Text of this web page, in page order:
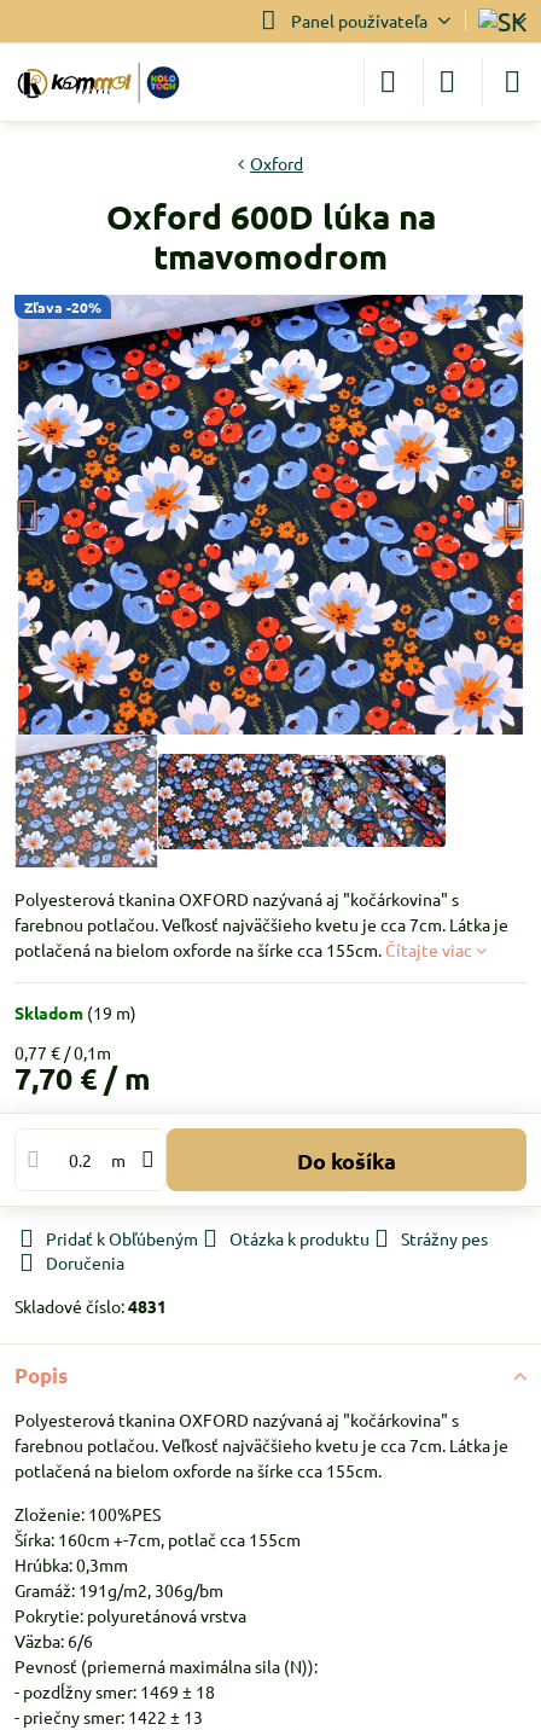
Panel používateľa
Zľava -20%
Oxford
Oxford 600D lúka na
tmavomodrom
Polyesterová tkanina OXFORD nazývaná aj "kočárkovina" s
farebnou potlačou. Veľkosť najväčšieho kvetu je cca 7cm. Látka je
potlačená na bielom oxforde na šírke cca 155cm. Čítajte viac
Skladom (19 m)
0,77 €
7,70 € / m
m Do košíka
Pridať k Obľúbeným Otázka k produktu
Strážny pes
Doručenia
Skladové číslo:4831
Popis
Polyesterová tkanina OXFORD nazývaná aj "kočárkovina" s
farebnou potlačou. Veľkosť najväčšieho kvetu je cca 7cm. Látka je
potlačená na bielom oxforde na šírke cca 155cm.
Zloženie: 100%PES
Šírka: 160cm +-7cm, potlač cca 155cm
Hrúbka: 0,3mm
Gramáž: 191g/m2, 306g/bm
Pokrytie: polyuretánová vrstva
Väzba: 6/6
Pevnosť (priemerná maximálna sila (N)):
- pozdĺžny smer: 1469 ± 18
- priečny smer: 1422 ± 13